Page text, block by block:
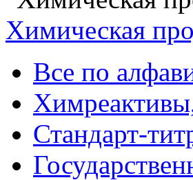
Химическая
Все по
Стандарт-